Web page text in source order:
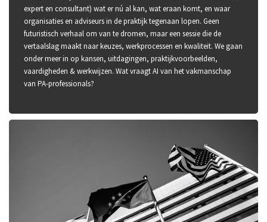
expert en consultant) wat er nú al kan, wat eraan komt, en waar
organisaties en adviseurs in de praktijk tegenaan lopen. Geen
futuristisch verhaal om van te dromen, maar een sessie die de
vertaalslag maakt naar keuzes, werkprocessen en kwaliteit. We gaan
onder meer in op kansen, uitdagingen, praktijkvoorbeelden,
vaardigheden & werkwijzen. Wat vraagt AI van het vakmanschap
van PA-professionals?